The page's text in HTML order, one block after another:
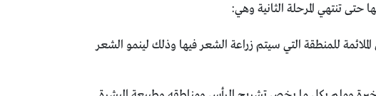
تنتهي المرحلة الثانية وهي:
للمنطقة التي سيتم زراعة الشعر فيها وذلك لينمو الشعر